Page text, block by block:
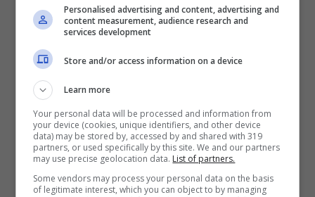
e ha convocato per la prima volta il difensore
del Torino Bellanova, protagonista finora di
una bella stagione. Conferme invece per
Buongiorno e Scalvini, giovani ma ormai
certezze di questa Nazionale.
Chi invece Spalletti non ha convocato è
Riccardo Calafiori,sorpresa del Bologna di
Personalised advertising and content, advertising and
content measurement, audience research and
services development
Store and/or access information on a device
Learn more
Your personal data will be processed and information from
your device (cookies, unique identifiers, and other device
data) may be stored by, accessed by and shared with 319
partners, or used specifically by this site. We and our partners
may use precise geolocation data. List of partners.
Some vendors may process your personal data on the basis
of legitimate interest, which you can object to by managing